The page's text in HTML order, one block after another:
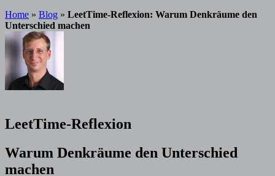
Home » Blog » LeetTime-Reflexion: Warum Denkräume den
Unterschied machen
LeetTime-Reflexion
Warum Denkräume den Unterschied
machen